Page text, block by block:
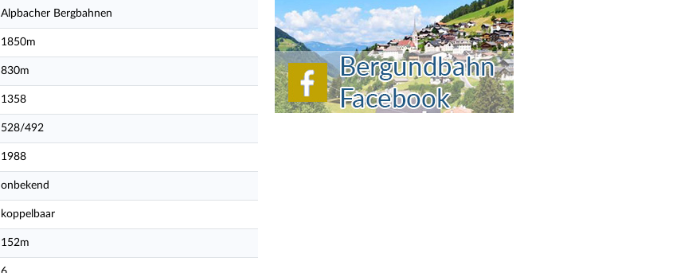
Alpbacher Bergbahnen
1850m
830m
1358
528/492
1988
onbekend
koppelbaar
152m